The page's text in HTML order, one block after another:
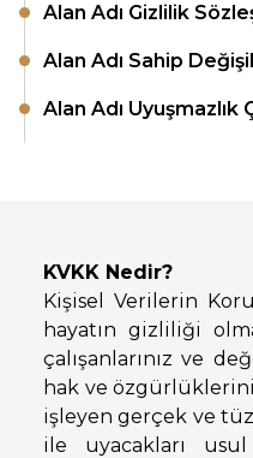
Alan Adı Gizlilik
Alan Adı Sahip
Alan Adı Uyuşmazlık
KVKK Nedir?
Kişisel Verilerin
hayatın gizliliği
çalışanlarınız ve
hak ve
işleyen gerçek ve
ile uyacakları